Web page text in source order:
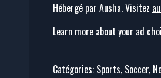
Hébergé par Ausha. Visitez
Learn more about your ad
Catégories: Sports, Soccer,